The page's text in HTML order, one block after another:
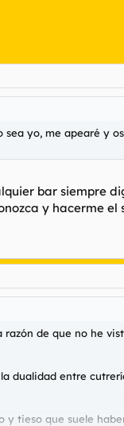
yo, me apearé y
bar siempre
y hacerme el
de que no he
dualidad entre
tieso que suele